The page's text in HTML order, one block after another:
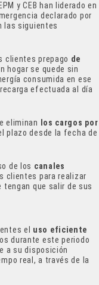
y CEB han liderado en
declarado por
las siguientes
clientes prepago de
hogar se quede sin
consumida en ese
efectuada al día
eliminan
los cargos por
plazo desde la fecha de
de los canales
clientes para realizar
que salir de sus
el uso eficiente
durante este periodo
a su disposición
real, a través de la